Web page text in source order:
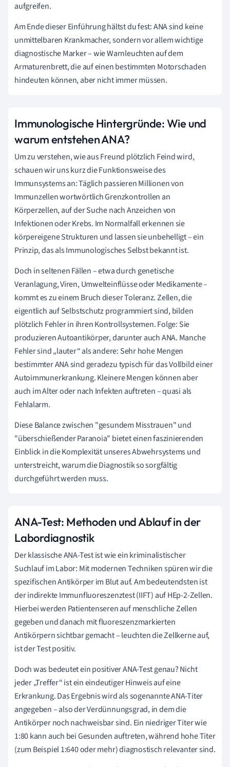
aufgreifen.
Am Ende dieser Einführung hältst du fest: ANA sind keine
unmittelbaren Krankmacher, sondern vor allem wichtige
diagnostische Marker – wie Warnleuchten auf dem
Armaturenbrett, die auf einen bestimmten Motorschaden
hindeuten können, aber nicht immer müssen.
Immunologische Hintergründe: Wie und
warum entstehen ANA?
Um zu verstehen, wie aus Freund plötzlich Feind wird,
schauen wir uns kurz die Funktionsweise des
Immunsystems an: Täglich passieren Millionen von
Immunzellen wortwörtlich Grenzkontrollen an
Körperzellen, auf der Suche nach Anzeichen von
Infektionen oder Krebs. Im Normalfall erkennen sie
körpereigene Strukturen und lassen sie unbehelligt – ein
Prinzip, das als Immunologisches Selbst bekannt ist.
Doch in seltenen Fällen – etwa durch genetische
Veranlagung, Viren, Umwelteinflüsse oder Medikamente –
kommt es zu einem Bruch dieser Toleranz. Zellen, die
eigentlich auf Selbstschutz programmiert sind, bilden
plötzlich Fehler in ihren Kontrollsystemen. Folge: Sie
produzieren Autoantikörper, darunter auch ANA. Manche
Fehler sind „lauter“ als andere: Sehr hohe Mengen
bestimmter ANA sind geradezu typisch für das Vollbild einer
Autoimmunerkrankung. Kleinere Mengen können aber
auch im Alter oder nach Infekten auftreten – quasi als
Fehlalarm.
Diese Balance zwischen "gesundem Misstrauen" und
"überschießender Paranoia" bietet einen faszinierenden
Einblick in die Komplexität unseres Abwehrsystems und
unterstreicht, warum die Diagnostik so sorgfältig
durchgeführt werden muss.
ANA-Test: Methoden und Ablauf in der
Labordiagnostik
Der klassische ANA-Test ist wie ein kriminalistischer
Suchlauf im Labor: Mit modernen Techniken spüren wir die
spezifischen Antikörper im Blut auf. Am bedeutendsten ist
der indirekte Immunfluoreszenztest (IIFT) auf HEp-2-Zellen.
Hierbei werden Patientenseren auf menschliche Zellen
gegeben und danach mit fluoreszenzmarkierten
Antikörpern sichtbar gemacht – leuchten die Zellkerne auf,
ist der Test positiv.
Doch was bedeutet ein positiver ANA-Test genau? Nicht
jeder „Treffer“ ist ein eindeutiger Hinweis auf eine
Erkrankung. Das Ergebnis wird als sogenannte ANA-Titer
angegeben – also der Verdünnungsgrad, in dem die
Antikörper noch nachweisbar sind. Ein niedriger Titer wie
1:80 kann auch bei Gesunden auftreten, während hohe Titer
(zum Beispiel 1:640 oder mehr) diagnostisch relevanter sind.